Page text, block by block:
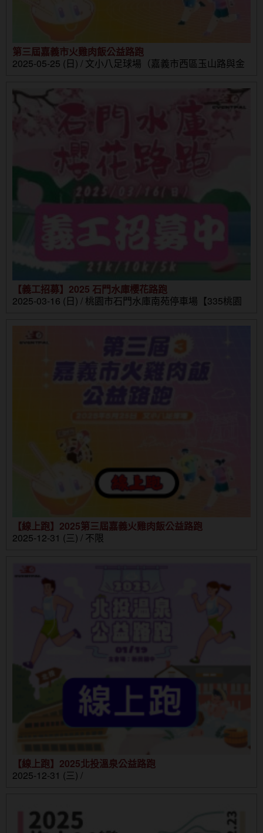
第三屆嘉義市火雞肉飯公益路跑
2025-05-25 (日) / 文小八足球場（嘉義市西區玉山路與金
【義工招募】2025 石門水庫櫻花路跑
2025-03-16 (日) / 桃園市石門水庫南苑停車場【335桃園
【線上跑】2025第三屆嘉義火雞肉飯公益路跑
2025-12-31 (三) / 不限
【線上跑】2025北投溫泉公益路跑
2025-12-31 (三) /